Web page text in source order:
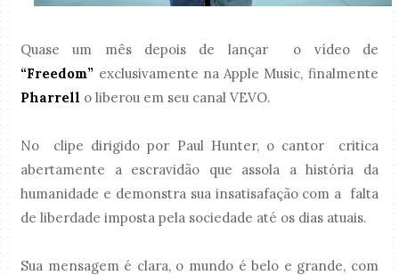
Quase um mês depois de lançar o vídeo de
“Freedom” exclusivamente na Apple Music, finalmente
Pharrell o liberou em seu canal VEVO.
No clipe dirigido por Paul Hunter, o cantor critica
abertamente a escravidão que assola a história da
humanidade e demonstra sua insatisafação com a falta
de liberdade imposta pela sociedade até os dias atuais.
Sua mensagem é clara, o mundo é belo e grande, com